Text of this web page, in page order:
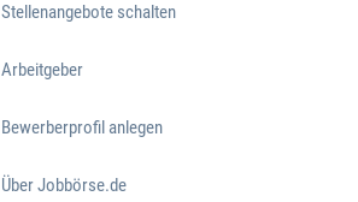
Stellenangebote schalten
Arbeitgeber
Bewerberprofil anlegen
Über Jobbörse.de